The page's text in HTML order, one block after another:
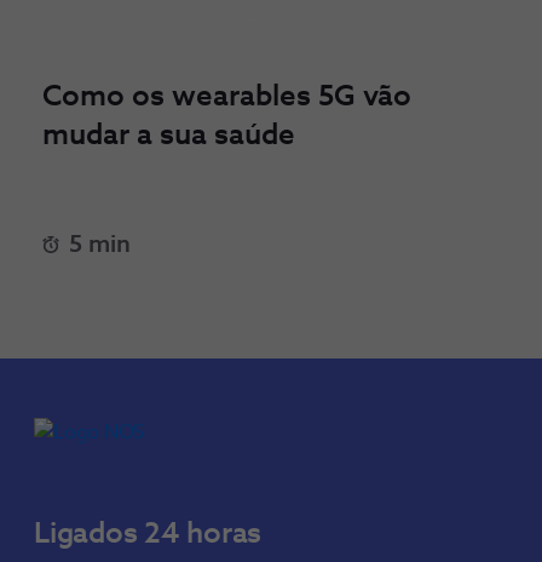
Como os wearables 5G vão
mudar a sua saúde
5 min
Ligados 24 horas